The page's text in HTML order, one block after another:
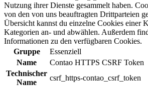
Nutzung ihrer Dienste gesammelt haben.
von den von uns beauftragten Drittparteien
Übersicht kannst du einzelne Cookies einer
Kategorien an- und abwählen. Außerdem
Informationen zu den verfügbaren Cookies.
Gruppe
Essenziell
Name
Contao HTTPS CSRF Token
Technischer
Name
csrf_https-contao_csrf_token